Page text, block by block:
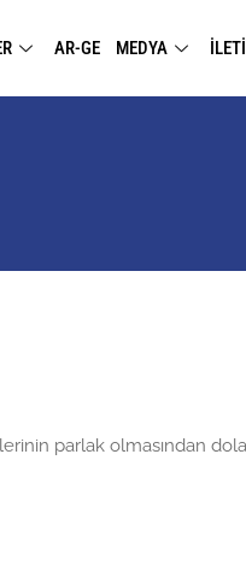
AR-GE MEDYA
parlak olmasından